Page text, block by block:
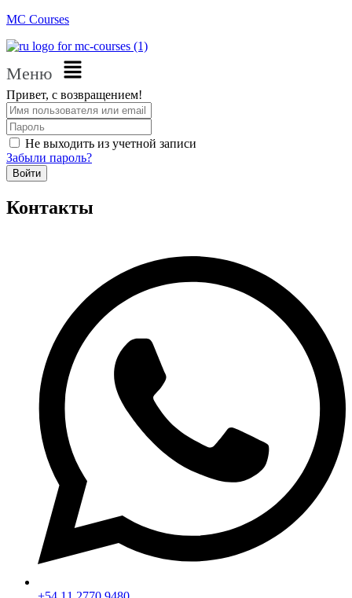
MC Courses
Меню
Привет, с возвращением!
Не выходить из учетной записи
Забыли пароль?
Войти
Контакты